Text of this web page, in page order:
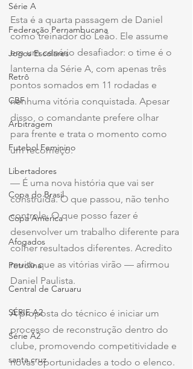
Série A
Federação Pernambucana
Jogos Escolares
Retrô
CBF
Arbitragem
Futebol Feminino
Libertadores
Copa do Brasil
Copa América
Afogados
Petrolina
Central de Caruaru
SÉRIE A2
Série A2
santa cruz
Esta é a quarta passagem de Daniel
como treinador do Leão. Ele assume
em um cenário desafiador: o time é o
lanterna da Série A, com apenas três
pontos somados em 11 rodadas e
nenhuma vitória conquistada. Apesar
disso, o comandante prefere olhar
para frente e trata o momento como
um recomeço.
— É uma nova história que vai ser
construída. O que passou, não tenho
controle. O que posso fazer é
desenvolver um trabalho diferente para
colher resultados diferentes. Acredito
muito que as vitórias virão — afirmou
Daniel Paulista.
A proposta do técnico é iniciar um
processo de reconstrução dentro do
clube, promovendo competitividade e
novas oportunidades a todo o elenco.